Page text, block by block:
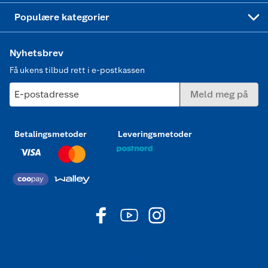
Populære kategorier
Nyhetsbrev
Få ukens tilbud rett i e-postkassen
E-postadresse Meld meg på
Betalingsmetoder Leveringsmetoder